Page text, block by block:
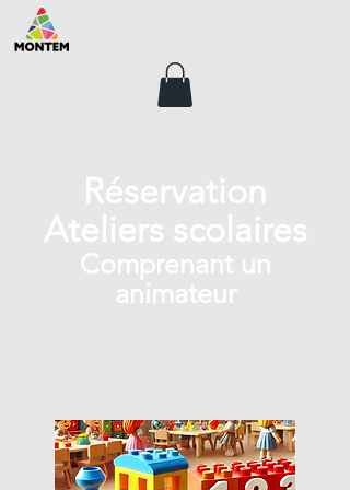
Réservation
Ateliers scolaires
Comprenant un
animateur